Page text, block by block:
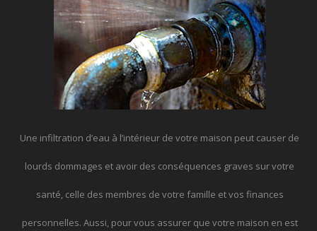
Une infiltration d’eau à l’intérieur de votre maison peut causer de
lourds dommages et avoir des conséquences graves sur votre
santé, celle des membres de votre famille et vos finances
personnelles. Aussi, pour vous assurer que votre maison en est